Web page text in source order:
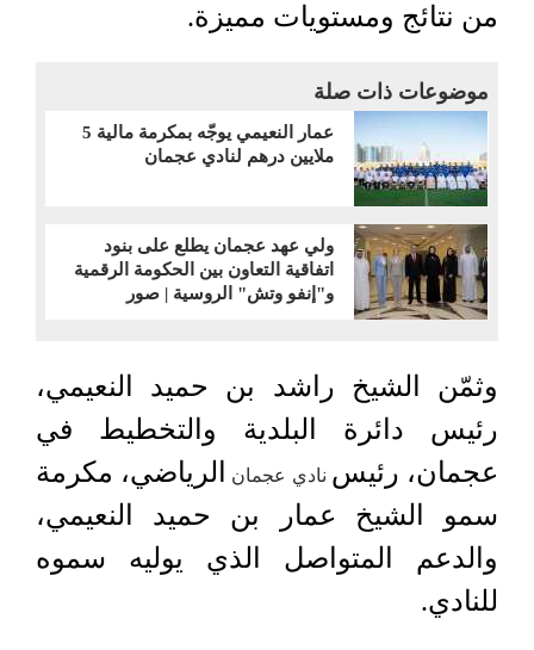
من نتائج ومستويات مميزة.
موضوعات ذات صلة
عمار النعيمي يوجّه بمكرمة مالية 5
ملايين درهم لنادي عجمان
ولي عهد عجمان يطلع على بنود
اتفاقية التعاون بين الحكومة الرقمية
و"إنفو وتش" الروسية | صور
وثمّن الشيخ راشد بن حميد النعيمي،
رئيس دائرة البلدية والتخطيط في
عجمان، رئيس نادي عجمان
الرياضي، مكرمة
سمو الشيخ عمار بن حميد النعيمي،
والدعم المتواصل الذي يوليه سموه
للنادي.